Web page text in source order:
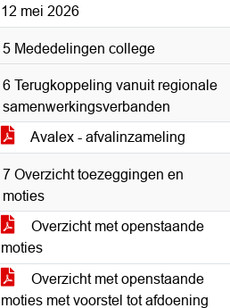
12 mei 2026
5 Mededelingen college
6 Terugkoppeling vanuit regionale
samenwerkingsverbanden
Avalex - afvalinzameling
7 Overzicht toezeggingen en
moties
Overzicht met openstaande
moties
Overzicht met openstaande
moties met voorstel tot afdoening